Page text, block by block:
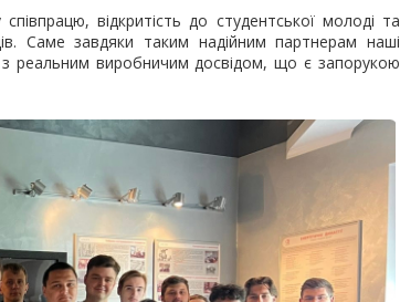
відкритість до студентської молоді та
Саме завдяки таким надійним партнерам наші
реальним виробничим досвідом, що є запорукою